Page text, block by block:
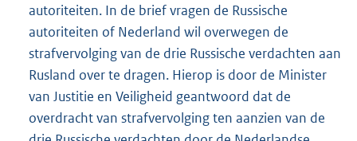
autoriteiten. In de brief vragen de Russische
autoriteiten of Nederland wil overwegen de
strafvervolging van de drie Russische verdachten aan
Rusland over te dragen. Hierop is door de Minister
van Justitie en Veiligheid geantwoord dat de
overdracht van strafvervolging ten aanzien van de